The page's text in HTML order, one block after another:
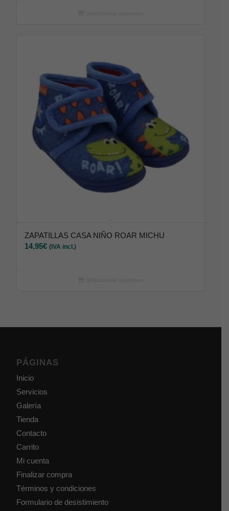
ZAPATILLAS CASA NIÑO ROAR MICHU
14,95€ (IVA incl.)
PÁGINAS
Inicio
Servicios
Galería
Tienda
Contacto
Carrito
Mi cuenta
Finalizar compra
Términos y condiciones
Formulario de desistimiento